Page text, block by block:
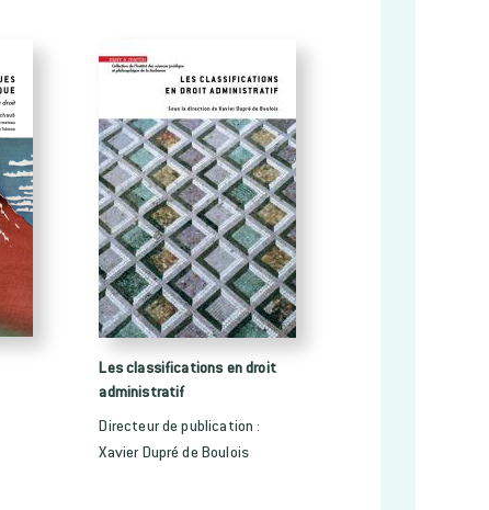
Les classifications en droit
administratif
Directeur de publication :
Xavier Dupré de Boulois